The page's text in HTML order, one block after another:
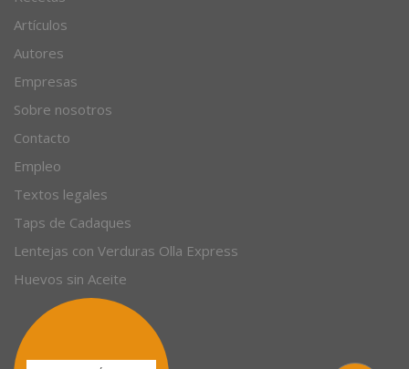
Blog de cocina
Recetas
Artículos
Autores
Empresas
Sobre nosotros
Contacto
Empleo
Textos legales
Taps de Cadaques
Lentejas con Verduras Olla Express
Huevos sin Aceite